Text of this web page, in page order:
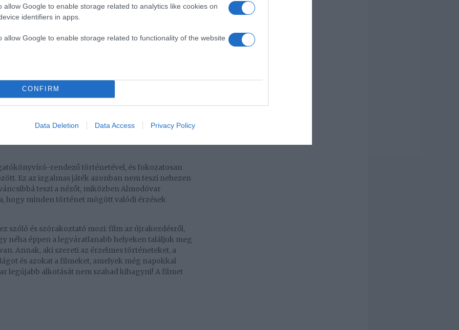
allow Google to enable storage related to analytics like cookies on
identifiers in apps.
allow Google to enable storage related to functionality of the website
CONFIRM
Data Deletion Data Access Privacy Policy
rendező történetével, és fokozatosan
Ez az izgalmas játék azonban nem teszi nehezen
teszi a nézőt, miközben Almodóvar
hogy minden történet mögött valódi érzések
szóló és szórakoztató mozi: film az újrakezdésről,
néha éppen a legváratlanabb helyeken találjuk meg
Annak, aki szereti az érzelmes történeteket, a
és azokat a filmeket, amelyek még napokkal
legújabb alkotását nem szabad kihagyni! A filmet